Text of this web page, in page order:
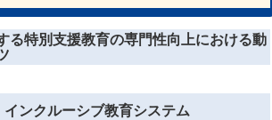
る特別支援教育の専門性向上における動
インクルーシブ教育システム